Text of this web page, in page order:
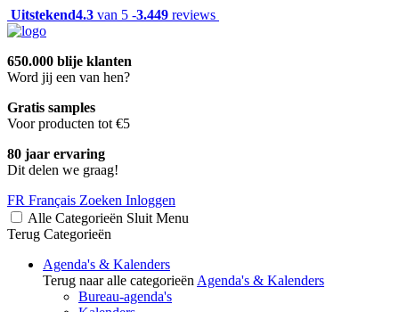
Uitstekend4.3 van 5 -3.449 reviews
650.000 blije klanten
Word jij een van hen?
Gratis samples
Voor producten tot €5
80 jaar ervaring
Dit delen we graag!
FR Français Zoeken Inloggen
Alle Categorieën Sluit Menu
Terug Categorieën
Agenda's & Kalenders
Terug naar alle categorieën Agenda's & Kalenders
Bureau-agenda's